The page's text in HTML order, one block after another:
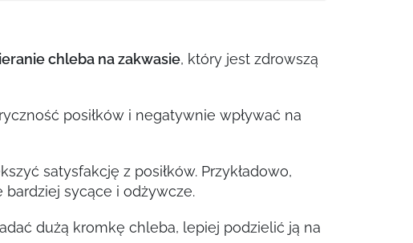
chleba na zakwasie, który jest zdrowszą
posiłków i negatywnie wpływać na
satysfakcję z posiłków. Przykładowo,
sycące i odżywcze.
dużą kromkę chleba, lepiej podzielić ją na